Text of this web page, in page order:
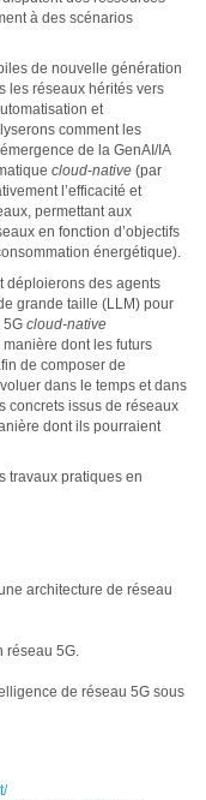
à des scénarios
de nouvelle génération
les réseaux hérités vers
et
comment les
de la GenAI/IA
cloud-native (par
l’efficacité et
permettant aux
en fonction d’objectifs
énergétique).
déploierons des agents
grande taille (LLM) pour
5G cloud-native
dont les futurs
de composer de
dans le temps et dans
concrets issus de réseaux
dont ils pourraient
travaux pratiques en
architecture de réseau
réseau 5G.
de réseau 5G sous